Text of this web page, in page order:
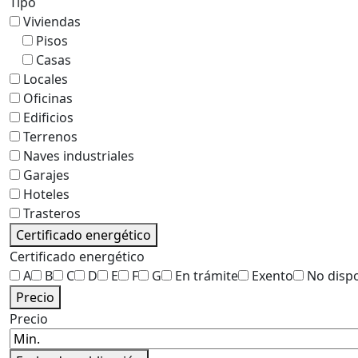
Viviendas
Pisos
Casas
Locales
Oficinas
Edificios
Terrenos
Naves industriales
Garajes
Hoteles
Trasteros
Certificado energético
Certificado energético
A
B C D E F G En trámite Exento
No
Precio
Precio